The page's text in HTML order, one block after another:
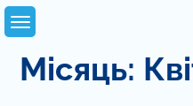
Skip
to
Місяць: